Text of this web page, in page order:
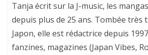
Tanja écrit sur la J-music, les
depuis plus de 25 ans. Tombée très
Japon, elle est rédactrice depuis
fanzines, magazines (Japan Vibes,